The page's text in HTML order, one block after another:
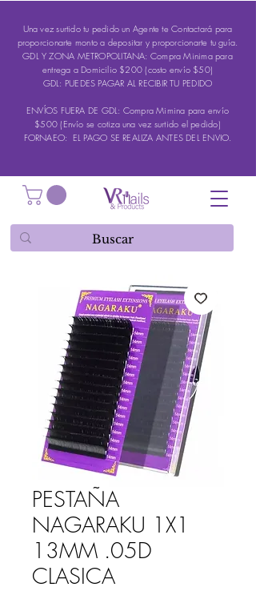
Una vez surtido tu pedido un Agente te Contactará para
proporcionarte monto a depositar y proporcionarte tu guía.
GDL Y ZONA METROPOLITANA: Compra Minima para
entrega a Domicilio $200 (costo envío $50)
GDL: PUEDES PAGAR AL RECIBIR TU PEDIDO
ENVÍOS FUERA DE GDL: Compra Mimina para envío
$500 (Envío se cotiza una vez surtido el pedido)
FORNAEO: EL PAGO SE REALIZA ANTES DEL ENVIO.
PESTAÑA
NAGARAKU 1X1
13MM .05D
CLASICA